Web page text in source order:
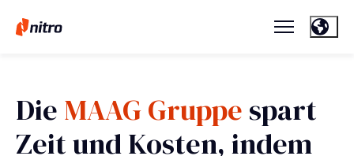
Die MAAG Gruppe spart
Zeit und Kosten, indem